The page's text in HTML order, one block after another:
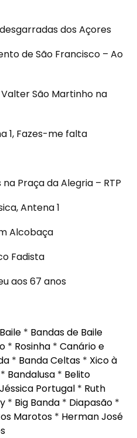
dos Açores
de São Francisco – Ao
São Martinho na
1, Fazes-me falta
Praça da Alegria – RTP
Antena 1
Alcobaça
Fadista
aos 67 anos
* Bandas de Baile
* Rosinha * Canário e
* Banda Celtas * Xico à
* Bandalusa * Belito
Jéssica Portugal * Ruth
* Big Banda * Diapasão *
Marotos * Herman José